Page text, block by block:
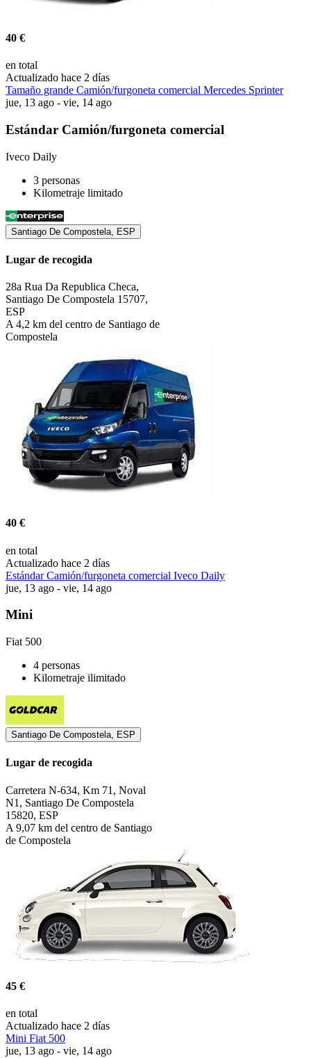
40 €
en total
Actualizado hace 2 días
Tamaño grande Camión/furgoneta comercial Mercedes Sprinter
jue, 13 ago - vie, 14 ago
Estándar Camión/furgoneta comercial
Iveco Daily
3 personas
Kilometraje limitado
Santiago De Compostela, ESP
Lugar de recogida
28a Rua Da Republica Checa,
Santiago De Compostela 15707,
ESP
A 4,2 km del centro de Santiago de
Compostela
40 €
en total
Actualizado hace 2 días
Estándar Camión/furgoneta comercial Iveco Daily
jue, 13 ago - vie, 14 ago
Mini
Fiat 500
4 personas
Kilometraje ilimitado
Santiago De Compostela, ESP
Lugar de recogida
Carretera N-634, Km 71, Noval
N1, Santiago De Compostela
15820, ESP
A 9,07 km del centro de Santiago
de Compostela
45 €
en total
Actualizado hace 2 días
Mini Fiat 500
jue, 13 ago - vie, 14 ago